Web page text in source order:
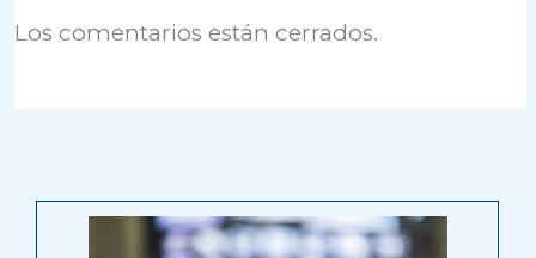
Los comentarios están cerrados.